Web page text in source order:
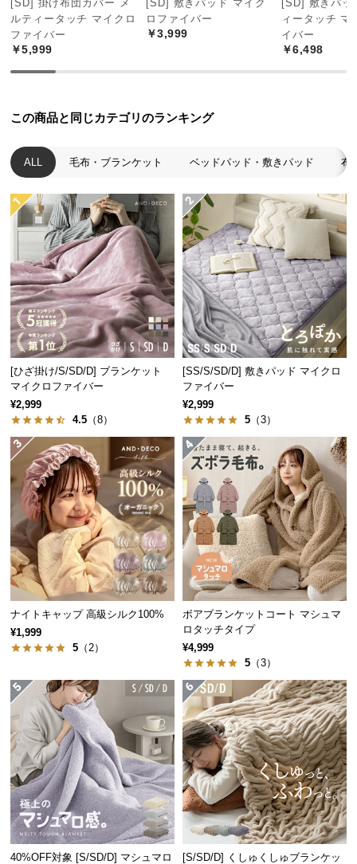
中
型
商
送
小
商
品
の
配
送
に
つ
い
て
梱
設
置
サ
ー
ビ
ス
に
つ
い
て
搬
入
経
路
に
つ
い
て
返
[SD] 掛け布団カバー メ
ルティータッチ マイクロ
ファイバー
￥5,999
[SD] 敷きパッド マイク
ロファイバー
￥3,999
[SD] 敷きパッ
ィータッチ マ
イバー
￥6,498
この商品と同じカテゴリのランキング
ALL 毛布・ブランケット ベッドパッド・敷きパッド 布
[ひざ掛け/S/SD/D] ブランケット
マイクロファイバー
¥2,999
4.5 （8）
[SS/S/SD/D] 敷きパッド マイクロ
ファイバー
¥2,999
5 （3）
ナイトキャップ 高級シルク100%
¥1,999
5 （2）
ボアブランケットコート マシュマ
ロタッチタイプ
¥4,999
5 （3）
40%OFF対象 [S/SD/D] マシュマロ
[S/SD/D] くしゅくしゅブランケッ